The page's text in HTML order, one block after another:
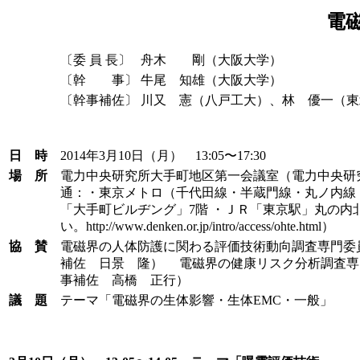
電
〔委 員 長〕
舟木 剛（大阪大学）
〔幹 事〕
牛尾 知雄（大阪大学）
〔幹事補佐〕
川又 憲（八戸工大）、林 優一（東
日 時
2014年3月10日（月） 13:05〜17:30
場 所
電力中央研究所大手町地区第一会議室（電力中央
通：・東京メトロ（千代田線・半蔵門線・丸ノ内
「大手町ビルヂング」7階 ・ＪＲ「東京駅」丸の
い。http://www.denken.or.jp/intro/access/ohte.html）
協 賛
電磁界の人体防護に関わる評価技術動向調査専
補佐 日景 隆） 電磁界の健康リスク分析調査
事補佐 高橋 正行）
議 題
テーマ「電磁界の生体影響・生体EMC・一般」